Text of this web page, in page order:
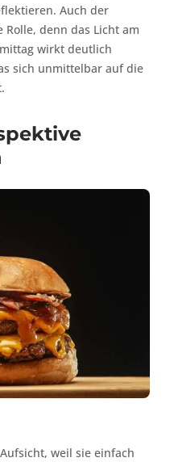
Auch der
denn das Licht am
wirkt deutlich
sich unmittelbar auf die
weil sie einfach